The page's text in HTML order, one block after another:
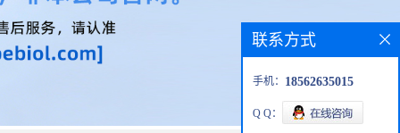
联系方式
手机： 18562635015
Q Q：